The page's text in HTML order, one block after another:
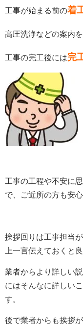
工事が始まる前の着
高圧洗浄などの案内
工事の完工後には完
工事の工程や不安に
で、ご近所の方も安
挨拶回りは工事担当
上一言伝えておくと
業者からより詳しい
にはそんなに詳しい
す。
後で業者からも挨拶